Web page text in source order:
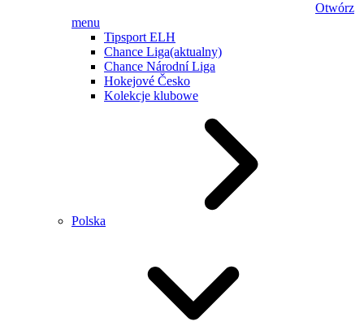
Otwórz
menu
Tipsport ELH
Chance Liga(aktualny)
Chance Národní Liga
Hokejové Česko
Kolekcje klubowe
Polska